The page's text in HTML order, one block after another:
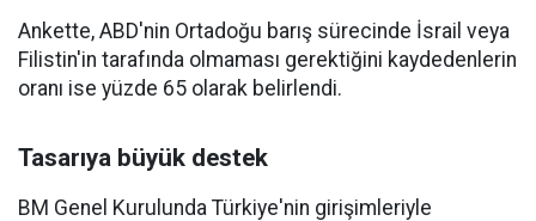
Ankette, ABD'nin Ortadoğu barış sürecinde İsrail veya
Filistin'in tarafında olmaması gerektiğini kaydedenlerin
oranı ise yüzde 65 olarak belirlendi.
Tasarıya büyük destek
BM Genel Kurulunda Türkiye'nin girişimleriyle